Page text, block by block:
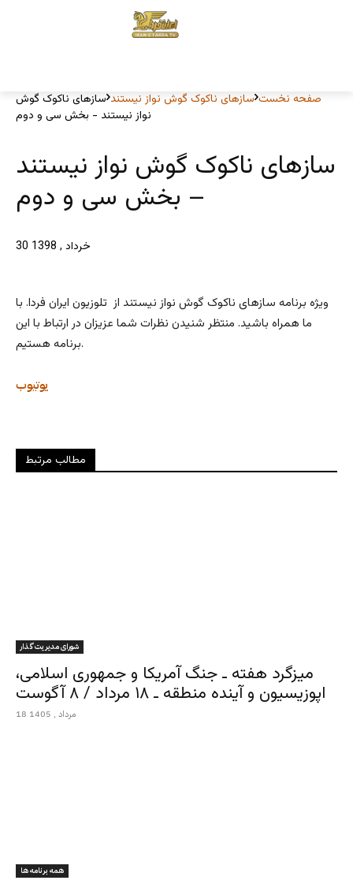
صفحه نخست سازهای ناکوک گوش نواز نیستند سازهای ناکوک گوش
نواز نیستند - بخش سی و دوم
سازهای ناکوک گوش نواز نیستند
– بخش سی و دوم
30 خرداد , 1398
ویژه برنامه سازهای ناکوک گوش نواز نیستند از تلوزيون ایران فردا. با
ما همراه باشید. منتظر شنیدن نظرات شما عزیزان در ارتباط با این
برنامه هستیم.
یوتیوب
مطالب مرتبط
شورای مدیریت گذار
میزگرد هفته ـ جنگ آمریکا و جمهوری اسلامی،
اپوزیسیون و آینده منطقه ـ ۱۸ مرداد / ۸ آگوست
18 مرداد , 1405
همه برنامه ها